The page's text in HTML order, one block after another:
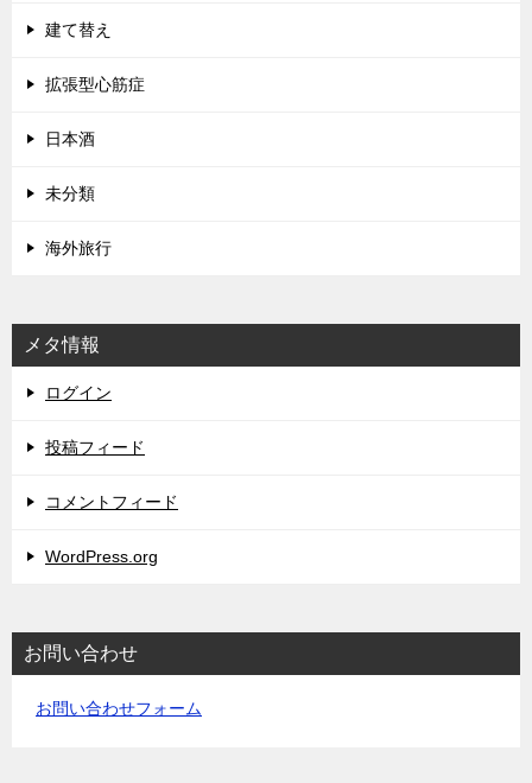
建て替え
拡張型心筋症
日本酒
未分類
海外旅行
メタ情報
ログイン
投稿フィード
コメントフィード
WordPress.org
お問い合わせ
お問い合わせフォーム